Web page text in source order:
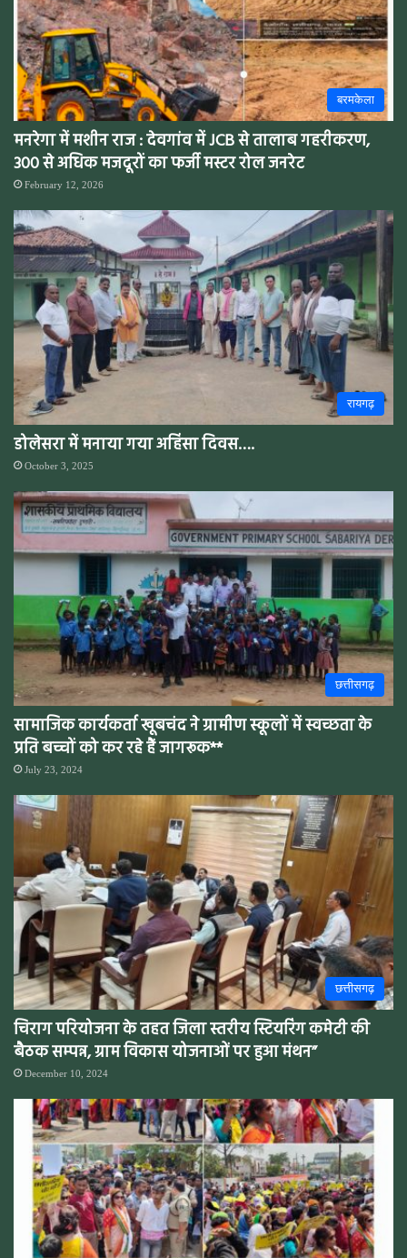
बरमकेला
मनरेगा में मशीन राज : देवगांव में JCB से तालाब गहरीकरण,
300 से अधिक मजदूरों का फर्जी मस्टर रोल जनरेट
February 12, 2026
रायगढ़
डोलेसरा में मनाया गया अहिंसा दिवस….
October 3, 2025
छत्तीसगढ़
सामाजिक कार्यकर्ता खूबचंद ने ग्रामीण स्कूलों में स्वच्छता के
प्रति बच्चों को कर रहे हैं जागरूक**
July 23, 2024
छत्तीसगढ़
चिराग परियोजना के तहत जिला स्तरीय स्टियरिंग कमेटी की
बैठक सम्पन्न, ग्राम विकास योजनाओं पर हुआ मंथन”
December 10, 2024